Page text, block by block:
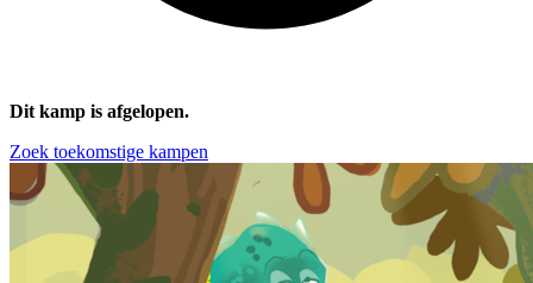
Dit kamp is afgelopen.
Zoek toekomstige kampen